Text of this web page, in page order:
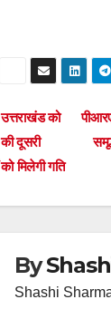
को
दूसरी
मिलेगी गति
By
Shashi